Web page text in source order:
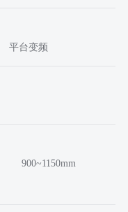
平台变频
900~1150mm